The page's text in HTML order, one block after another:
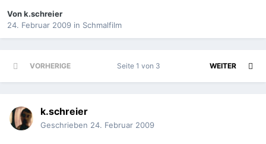
Vonk.schreier
24. Februar 2009 in Schmalfilm
VORHERIGE WEITER
Seite 1 von 3
k.schreier
Geschrieben 24. Februar 2009